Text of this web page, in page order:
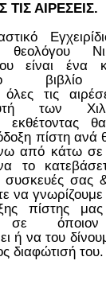
ΤΙΣ ΑΙΡΕΣΕΙΣ.
θεολόγου
είναι ένα
τις
των
εκθέτοντας
πίστη ανά
από κάτω σε
το
συσκευές σας
να γνωρίζουμε
πίστης
σε
ή να του
διαφώτισή